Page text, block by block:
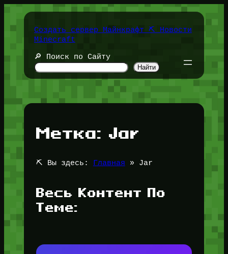
содержимомуСоздать сервер Майнкрафт ⛏️ Новости
Minecraft
🔎 Поиск по Сайту
Найти
Метка: Jar
⛏️ Вы здесь: Главная » Jar
Весь Контент По
Теме: